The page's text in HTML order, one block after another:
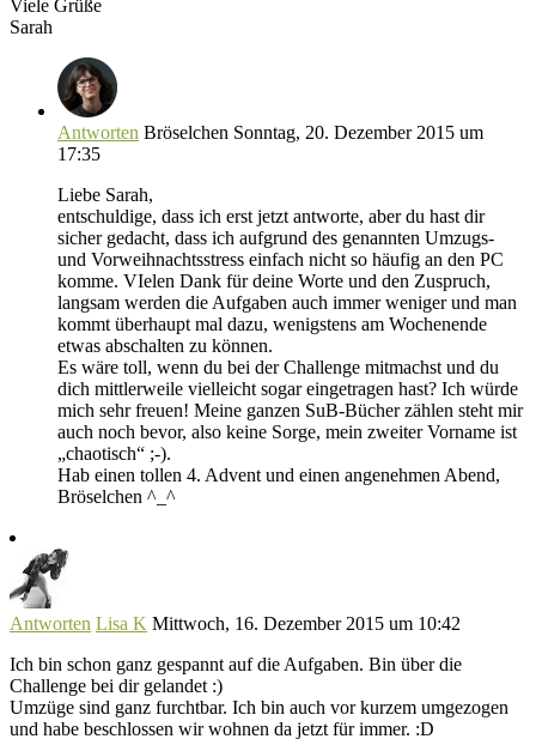
Viele Grüße
Sarah
Antworten Bröselchen Sonntag, 20. Dezember 2015 um
17:35
Liebe Sarah,
entschuldige, dass ich erst jetzt antworte, aber du hast dir
sicher gedacht, dass ich aufgrund des genannten Umzugs-
und Vorweihnachtsstress einfach nicht so häufig an den PC
komme. VIelen Dank für deine Worte und den Zuspruch,
langsam werden die Aufgaben auch immer weniger und man
kommt überhaupt mal dazu, wenigstens am Wochenende
etwas abschalten zu können.
Es wäre toll, wenn du bei der Challenge mitmachst und du
dich mittlerweile vielleicht sogar eingetragen hast? Ich würde
mich sehr freuen! Meine ganzen SuB-Bücher zählen steht mir
auch noch bevor, also keine Sorge, mein zweiter Vorname ist
„chaotisch“ ;-).
Hab einen tollen 4. Advent und einen angenehmen Abend,
Bröselchen ^_^
Antworten Lisa K Mittwoch, 16. Dezember 2015 um 10:42
Ich bin schon ganz gespannt auf die Aufgaben. Bin über die
Challenge bei dir gelandet :)
Umzüge sind ganz furchtbar. Ich bin auch vor kurzem umgezogen
und habe beschlossen wir wohnen da jetzt für immer. :D